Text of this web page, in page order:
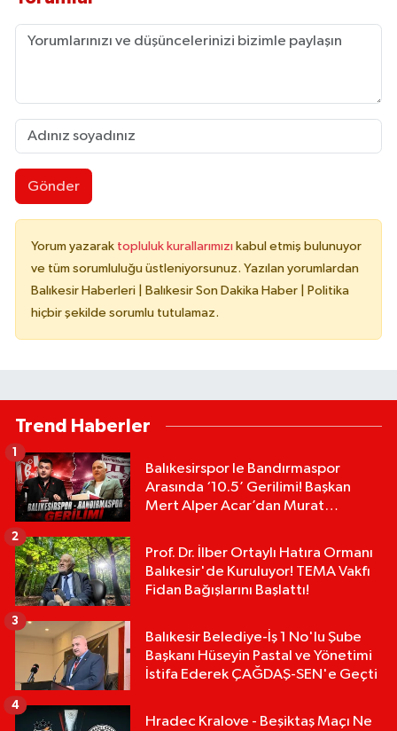
Gönder
Yorum yazarak topluluk kurallarımızı kabul etmiş bulunuyor
ve tüm sorumluluğu üstleniyorsunuz. Yazılan yorumlardan
Balıkesir Haberleri | Balıkesir Son Dakika Haber | Politika
hiçbir şekilde sorumlu tutulamaz.
Trend Haberler
Balıkesirspor le Bandırmaspor
Arasında ‘10.5’ Gerilimi! Başkan
Mert Alper Acar’dan Murat
1
Prof. Dr. İlber Ortaylı Hatıra Ormanı
Balıkesir'de Kuruluyor! TEMA Vakfı
Fidan Bağışlarını Başlattı!
2
Balıkesir Belediye-İş 1 No'lu Şube
Başkanı Hüseyin Pastal ve Yönetimi
İstifa Ederek ÇAĞDAŞ-SEN'e Geçti
3
Hradec Kralove - Beşiktaş Maçı Ne
4